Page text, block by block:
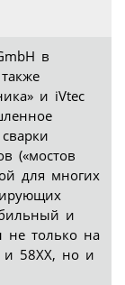
в
и iVtec
(«мостов
для многих
и
не только на
и 58ХХ, но и